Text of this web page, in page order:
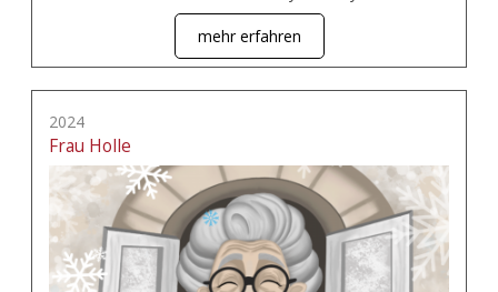
mehr erfahren
2024
Frau Holle